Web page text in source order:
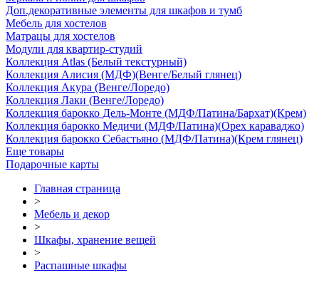
Доп.декоративные элементы для шкафов и тумб
Мебель для хостелов
Матрацы для хостелов
Модули для квартир-студий
Коллекция Atlas (Белый текстурный)
Коллекция Алисия (МДФ)(Венге/Белый глянец)
Коллекция Акура (Венге/Лоредо)
Коллекция Лаки (Венге/Лоредо)
Коллекция барокко Дель-Монте (МДФ/Патина/Бархат)(Крем)
Коллекция барокко Медичи (МДФ/Патина)(Орех караваджо)
Коллекция барокко Себастьяно (МДФ/Патина)(Крем глянец)
Еще товары
Подарочные карты
Главная страница
>
Мебель и декор
>
Шкафы, хранение вещей
>
Распашные шкафы